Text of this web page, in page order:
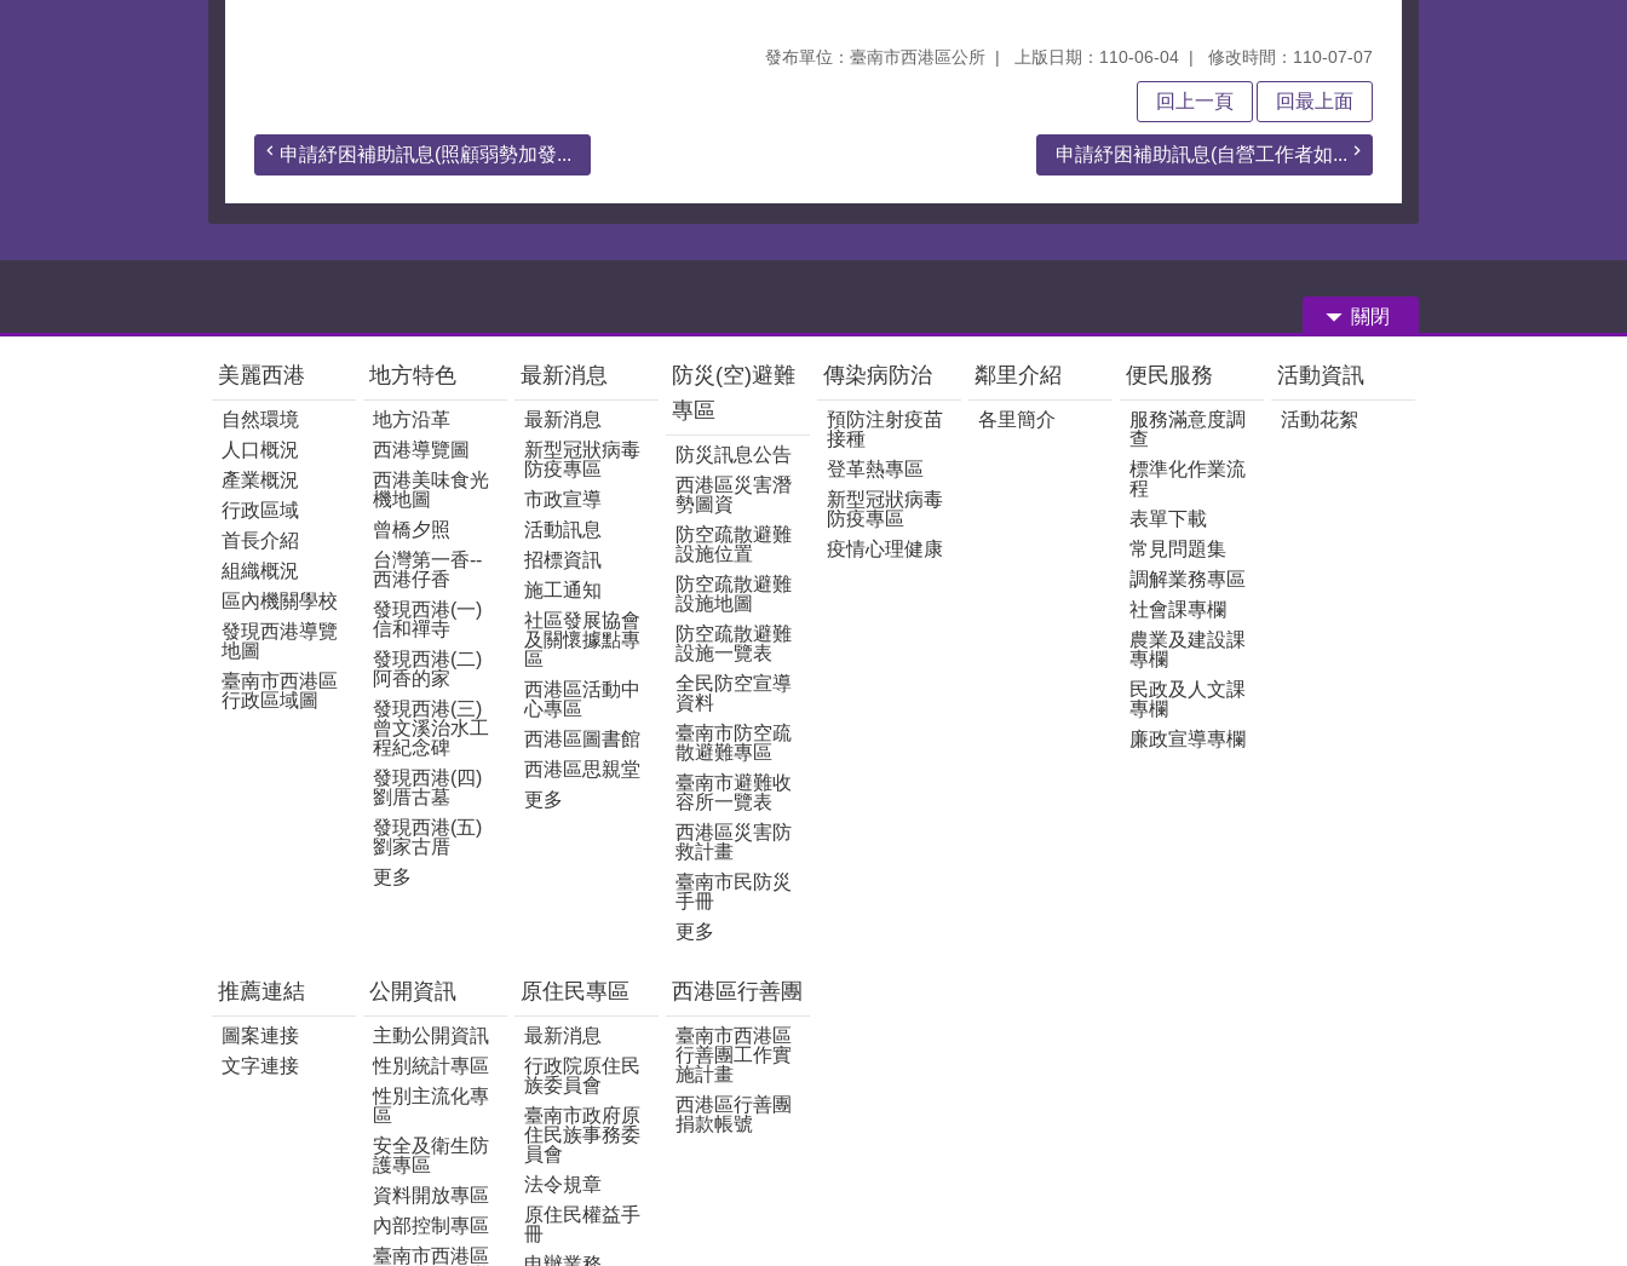
發布單位：臺南市西港區公所 上版日期：110-06-04 修改時間：110-07-07
回上一頁 回最上面
申請紓困補助訊息(照顧弱勢加發... 申請紓困補助訊息(自營工作者如...
關閉
美麗西港
自然環境
人口概況
產業概況
行政區域
首長介紹
組織概況
區內機關學校
發現西港導覽
地圖
臺南市西港區
行政區域圖
地方特色
地方沿革
西港導覽圖
西港美味食光
機地圖
曾橋夕照
台灣第一香--
西港仔香
發現西港(一)
信和禪寺
發現西港(二)
阿香的家
發現西港(三)
曾文溪治水工
程紀念碑
發現西港(四)
劉厝古墓
發現西港(五)
劉家古厝
更多
最新消息
最新消息
新型冠狀病毒
防疫專區
市政宣導
活動訊息
招標資訊
施工通知
社區發展協會
及關懷據點專
區
西港區活動中
心專區
西港區圖書館
西港區思親堂
更多
防災(空)避難
專區
防災訊息公告
西港區災害潛
勢圖資
防空疏散避難
設施位置
防空疏散避難
設施地圖
防空疏散避難
設施一覽表
全民防空宣導
資料
臺南市防空疏
散避難專區
臺南市避難收
容所一覽表
西港區災害防
救計畫
臺南市民防災
手冊
更多
傳染病防治
預防注射疫苗
接種
登革熱專區
新型冠狀病毒
防疫專區
疫情心理健康
鄰里介紹
各里簡介
便民服務
服務滿意度調
查
標準化作業流
程
表單下載
常見問題集
調解業務專區
社會課專欄
農業及建設課
專欄
民政及人文課
專欄
廉政宣導專欄
活動資訊
活動花絮
推薦連結
圖案連接
文字連接
公開資訊
主動公開資訊
性別統計專區
性別主流化專
區
安全及衛生防
護專區
資料開放專區
內部控制專區
臺南市西港區
原住民專區
最新消息
行政院原住民
族委員會
臺南市政府原
住民族事務委
員會
法令規章
原住民權益手
冊
西港區行善團
臺南市西港區
行善團工作實
施計畫
西港區行善團
捐款帳號